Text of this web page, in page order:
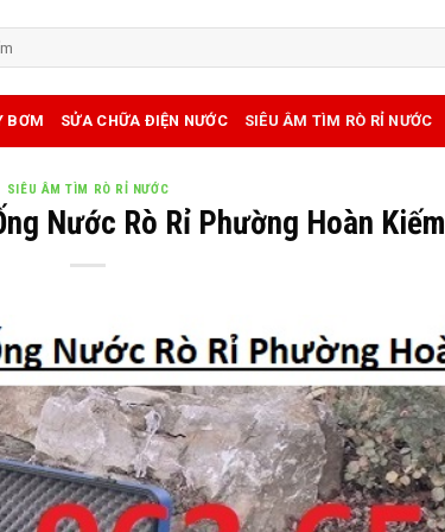
BƠM SỬA CHỮA ĐIỆN NƯỚC SIÊU ÂM TÌM RÒ RỈ NƯỚC
SIÊU ÂM TÌM RÒ RỈ NƯỚC
Nước Rò Rỉ Phường Hoàn Kiếm